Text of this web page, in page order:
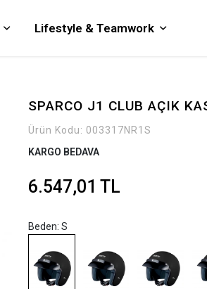
Lifestyle & Teamwork
SPARCO J1 CLUB AÇIK
Ürün Kodu: 003317NR1S
KARGO BEDAVA
6.547,01 TL
Beden: S